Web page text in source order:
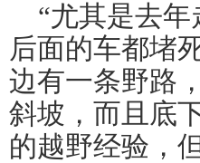
“尤其是去
后面的车都堵
边有一条野路
斜坡，而且底
的越野经验，